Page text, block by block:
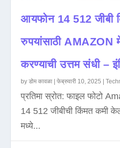
आयफोन 14 512 जीबी
रुपयांसाठी AMAZON
करण्याची उत्तम संधी –
byडोम कावळा |फेब्रुवारी 10, 2025 |
प्रतिमा स्रोत: फाइल फोटो
14 512 जीबीची किंमत कमी
मध्ये...